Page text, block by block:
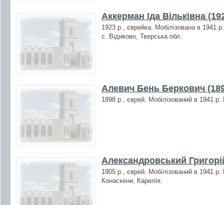
Аккерман Іда Вільківна
1923 р., єврейка. Мобілізована в
с. Відиково, Тверська обл.
Алевич Бень Беркович
1898 р., єврей. Мобілізований в 1941
Александровський
1905 р., єврей. Мобілізований в 1941
Конаскени, Карелія.